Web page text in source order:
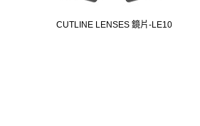
CUTLINE LENSES 鏡片-LE10